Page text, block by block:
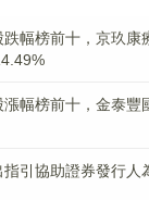
跌幅榜前十，京玖
漲幅榜前十，金泰
引協助證券發行人